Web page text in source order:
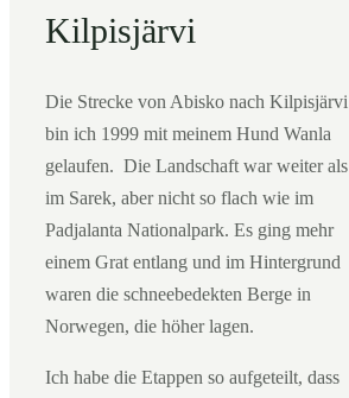
Kilpisjärvi
Die Strecke von Abisko nach Kilpisjärvi
bin ich 1999 mit meinem Hund Wanla
gelaufen. Die Landschaft war weiter als
im Sarek, aber nicht so flach wie im
Padjalanta Nationalpark. Es ging mehr
einem Grat entlang und im Hintergrund
waren die schneebedekten Berge in
Norwegen, die höher lagen.
Ich habe die Etappen so aufgeteilt, dass